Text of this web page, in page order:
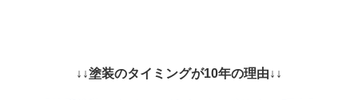
↓↓塗装のタイミングが10年の理由↓↓